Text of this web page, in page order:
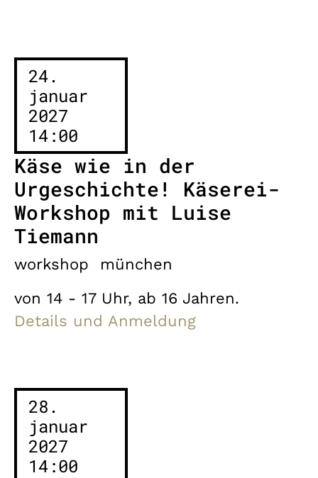
24.
januar
2027
14:00
Käse wie in der
Urgeschichte! Käserei-
Workshop mit Luise
Tiemann
workshop
münchen
von 14 - 17 Uhr, ab 16 Jahren.
Details und Anmeldung
28.
januar
2027
14:00